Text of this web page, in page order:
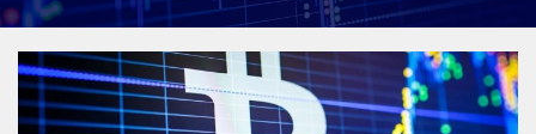
پشتیبان فروش (ایمان پوراسماعیلی)
موبایل 09927779040
واتساپ شروع گفتگو
تلگرام @Armteam_admin_por